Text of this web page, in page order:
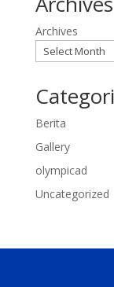
Archives
Berita
Gallery
olympicad
Uncategorized